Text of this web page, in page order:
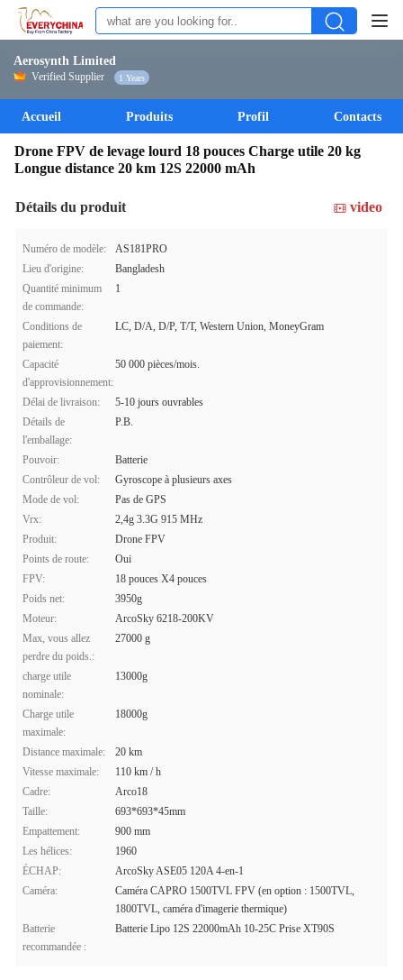
Aerosynth Limited
Verified Supplier 1 Years
Accueil Produits Profil Contacts
Drone FPV de levage lourd 18 pouces Charge utile 20 kg
Longue distance 20 km 12S 22000 mAh
Détails du produit video
Numéro de modèle:
AS181PRO
Lieu d'origine:
Bangladesh
Quantité minimum
de commande:
1
Conditions de
paiement:
LC, D/A, D/P, T/T, Western Union, MoneyGram
Capacité
d'approvisionnement:
50 000 pièces/mois.
Délai de livraison:
5-10 jours ouvrables
Détails de
l'emballage:
P.B.
Pouvoir:
Batterie
Contrôleur de vol:
Gyroscope à plusieurs axes
Mode de vol:
Pas de GPS
Vrx:
2,4g 3.3G 915 MHz
Produit:
Drone FPV
Points de route:
Oui
FPV:
18 pouces X4 pouces
Poids net:
3950g
Moteur:
ArcoSky 6218-200KV
Max, vous allez
perdre du poids.:
27000 g
charge utile
nominale:
13000g
Charge utile
maximale:
18000g
Distance maximale:
20 km
Vitesse maximale:
110 km / h
Cadre:
Arco18
Taille:
693*693*45mm
Empattement:
900 mm
Les hélices:
1960
ÉCHAP:
ArcoSky ASE05 120A 4-en-1
Caméra:
Caméra CAPRO 1500TVL FPV (en option : 1500TVL,
1800TVL, caméra d'imagerie thermique)
Batterie
recommandée :
Batterie Lipo 12S 22000mAh 10-25C Prise XT90S